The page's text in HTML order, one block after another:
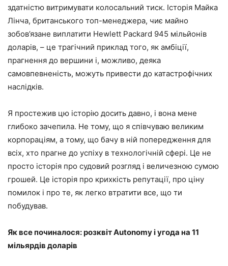
здатністю витримувати колосальний тиск. Історія Майка
Лінча, британського топ-менеджера, чиє майно
зобов’язане виплатити Hewlett Packard 945 мільйонів
доларів, – це трагічний приклад того, як амбіції,
прагнення до вершини і, можливо, деяка
самовпевненість, можуть привести до катастрофічних
наслідків.
Я простежив цю історію досить давно, і вона мене
глибоко зачепила. Не тому, що я співчуваю великим
корпораціям, а тому, що бачу в ній попередження для
всіх, хто прагне до успіху в технологічній сфері. Це не
просто історія про судовий розгляд і величезною сумою
грошей. Це історія про крихкість репутації, про ціну
помилок і про те, як легко втратити все, що ти
побудував.
Як все починалося: розквіт Autonomy і угода на 11
мільярдів доларів